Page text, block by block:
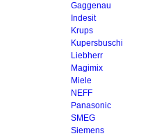
Gaggenau
Indesit
Krups
Kupersbuschi
Liebherr
Magimix
Miele
NEFF
Panasonic
SMEG
Siemens